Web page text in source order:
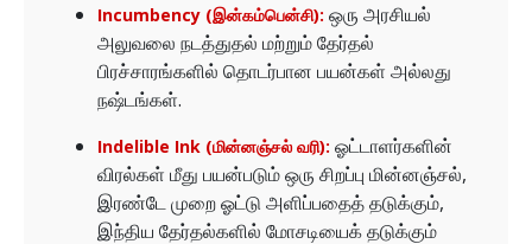
Incumbency (இன்கம்பென்சி): ஒரு அரசியல்
அலுவலை நடத்துதல் மற்றும் தேர்தல்
பிரச்சாரங்களில் தொடர்பான பயன்கள் அல்லது
நஷ்டங்கள்.
Indelible Ink (மின்னஞ்சல் வரி): ஓட்டாளர்களின்
விரல்கள் மீது பயன்படும் ஒரு சிறப்பு மின்னஞ்சல்,
இரண்டே முறை ஓட்டு அளிப்பதைத் தடுக்கும்,
இந்திய தேர்தல்களில் மோசடியைக் தடுக்கும்